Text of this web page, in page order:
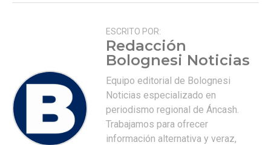
ESCRITO POR:
Redacción
Bolognesi Noticias
Equipo editorial de Bolognesi
Noticias especializado en
periodismo regional de Áncash.
Trabajamos para ofrecer
información alternativa y veraz,